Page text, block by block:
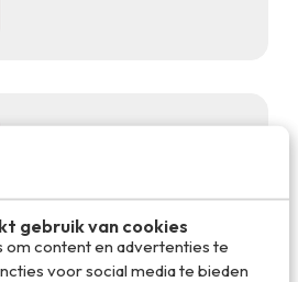
gebruik van cookies
om content en advertenties te
voor social media te bieden
Barbados!